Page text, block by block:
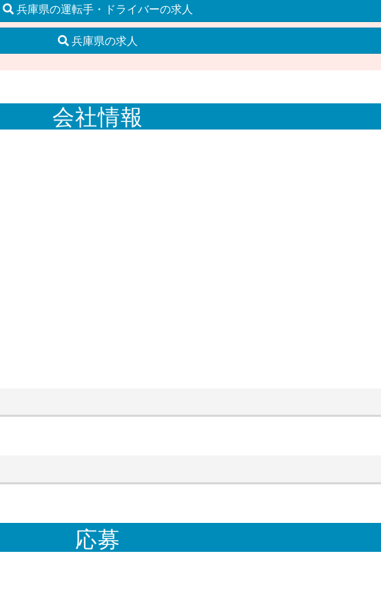
兵庫県の運転手・ドライバーの求人
兵庫県の求人
会社情報
応募